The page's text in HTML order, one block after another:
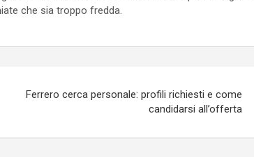
che sia troppo fredda.
Ferrero cerca personale: profili richiesti e come
candidarsi all’offerta